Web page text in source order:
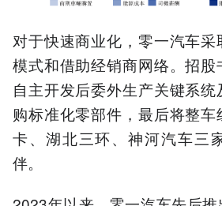
对于快速商业化，零一汽车
模式和借助经销商网络。招
自主开发后委外生产关键系
购标准化零部件，最后将整
卡、湖北三环、神河汽车三
伴。